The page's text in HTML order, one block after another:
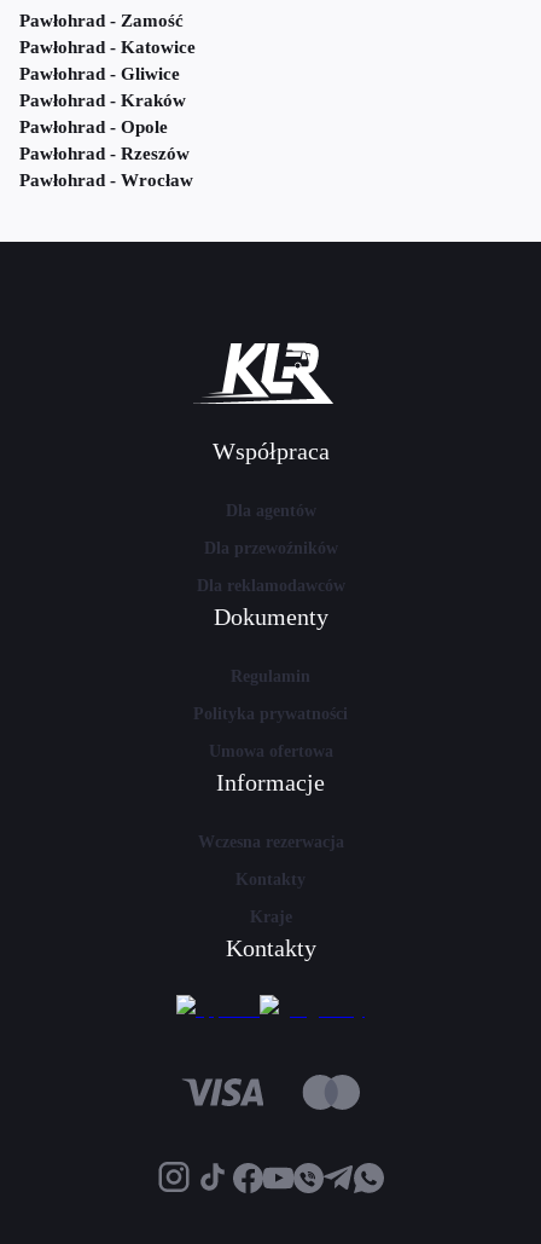
Pawłohrad - Zamość
Pawłohrad - Katowice
Pawłohrad - Gliwice
Pawłohrad - Kraków
Pawłohrad - Opole
Pawłohrad - Rzeszów
Pawłohrad - Wrocław
Współpraca
Dla agentów
Dla przewoźników
Dla reklamodawców
Dokumenty
Regulamin
Polityka prywatności
Umowa ofertowa
Informacje
Wczesna rezerwacja
Kontakty
Kraje
Kontakty